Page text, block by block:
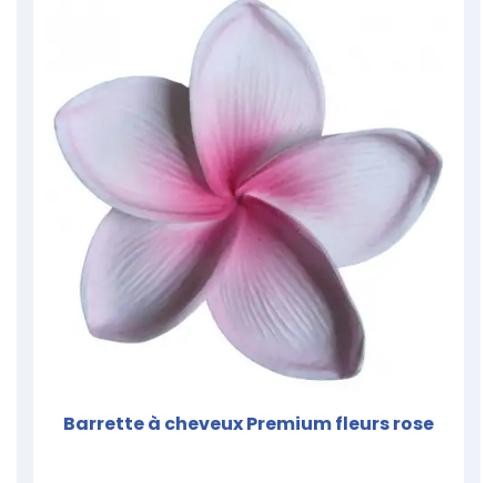
Barrette à cheveux Premium fleurs rose